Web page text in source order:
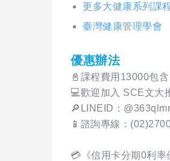
更多大健康系列課
臺灣健康管理學會
優惠辦法
📓課程費用13000包
💻️歡迎加入 SCE文大
🔎LINEID：
📱諮詢專線：
💳《信用卡分期0利率